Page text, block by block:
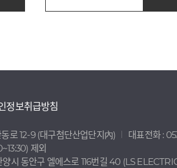
정보취급방침
로 12-9 (대구첨단산업단지內) 대표전화 :
제외
양시 동안구 엘에스로 116번길 40 (LS